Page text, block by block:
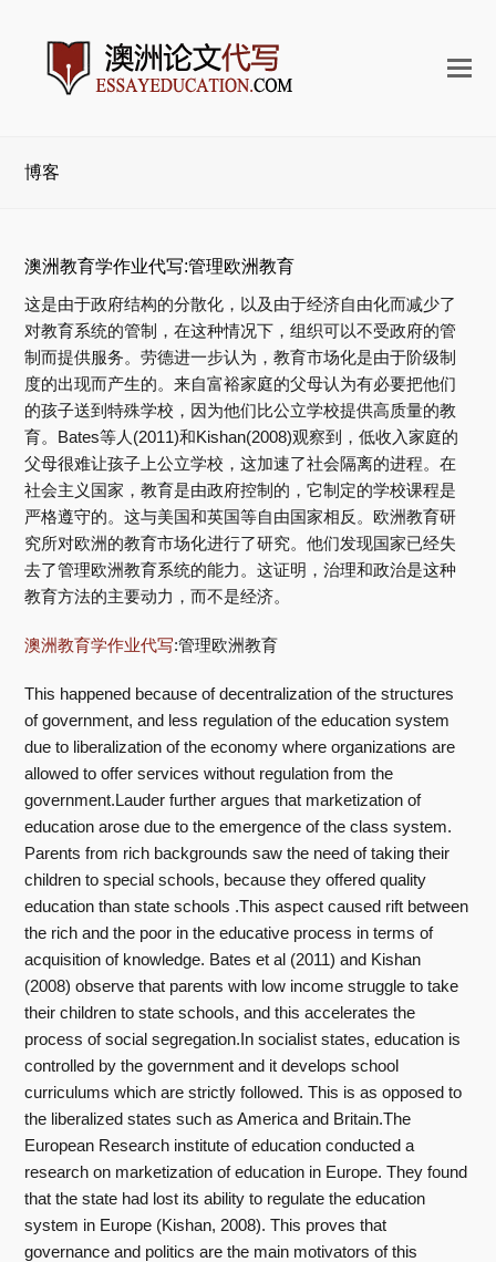
打
博客
澳洲教育学作业代写:管理欧洲教育
这是由于政府结构的分散化，以及由于经济自由化而减少了
对教育系统的管制，在这种情况下，组织可以不受政府的管
制而提供服务。劳德进一步认为，教育市场化是由于阶级制
度的出现而产生的。来自富裕家庭的父母认为有必要把他们
的孩子送到特殊学校，因为他们比公立学校提供高质量的教
育。Bates等人(2011)和Kishan(2008)观察到，低收入家庭的
父母很难让孩子上公立学校，这加速了社会隔离的进程。在
社会主义国家，教育是由政府控制的，它制定的学校课程是
严格遵守的。这与美国和英国等自由国家相反。欧洲教育研
究所对欧洲的教育市场化进行了研究。他们发现国家已经失
去了管理欧洲教育系统的能力。这证明，治理和政治是这种
教育方法的主要动力，而不是经济。
澳洲教育学作业代写:管理欧洲教育
This happened because of decentralization of the structures
of government, and less regulation of the education system
due to liberalization of the economy where organizations are
allowed to offer services without regulation from the
government.Lauder further argues that marketization of
education arose due to the emergence of the class system.
Parents from rich backgrounds saw the need of taking their
children to special schools, because they offered quality
education than state schools .This aspect caused rift between
the rich and the poor in the educative process in terms of
acquisition of knowledge. Bates et al (2011) and Kishan
(2008) observe that parents with low income struggle to take
their children to state schools, and this accelerates the
process of social segregation.In socialist states, education is
controlled by the government and it develops school
curriculums which are strictly followed. This is as opposed to
the liberalized states such as America and Britain.The
European Research institute of education conducted a
research on marketization of education in Europe. They found
that the state had lost its ability to regulate the education
system in Europe (Kishan, 2008). This proves that
governance and politics are the main motivators of this